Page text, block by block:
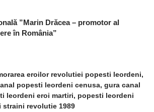
”Marin Drăcea – promotor al
în România”
eroilor revolutiei popesti leordeni,
popesti leordeni cenusa, gura canal
leordeni eroi martiri, popesti leordeni
straini revolutie 1989